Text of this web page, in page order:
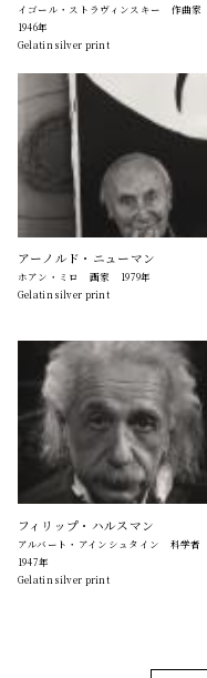
イゴール・ストラヴィンスキー 作曲家
1946年
Gelatin silver print
アーノルド・ニューマン
ホアン・ミロ 画家 1979年
Gelatin silver print
フィリップ・ハルスマン
アルバート・アインシュタイン 科学者
1947年
Gelatin silver print